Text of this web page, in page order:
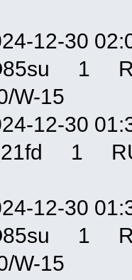
12-30
1
W-15
12-30
1
12-30
1
W-15